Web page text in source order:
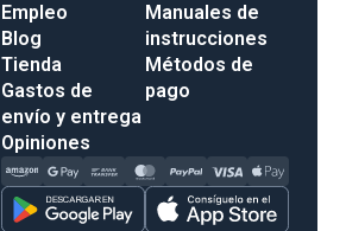
Empleo
Blog
Tienda
Gastos de
envío y entrega
Opiniones
Manuales de
instrucciones
Métodos de
pago